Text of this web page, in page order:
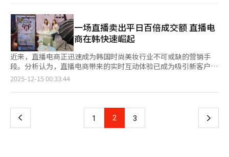
APR线下门店数量也从去年第三季度的2500家增至第四季度的
3000家。APR还将欧洲视为高潜力市场，计划以英国Boots为起
点，扩大在各主流零售渠道的覆盖。 ABLE C&C今年制定了海外销
售比重75%的目标，在维持国内加盟店体系的同时退出免税店。计
划今年第一季度入驻美国、加拿大、中国台湾等地的开市客门店，
同时与英国主要零售渠道也在洽谈入驻事宜。 爱敬产业高度重视
中国市场，在加强当地竞争力的同时也在积极推进全球多元化布
局。主要品牌AGE 20’s和LUNA为迎合全球消费者喜好，将产品
产线，在泰国邦帕利投资约560亿韩元建设新工厂，计划今年9月
投产。 韩国科玛则通过美国新泽西的北美技术销售中心强化对当
地新兴品牌的一站式服务，并启用宾夕法尼亚州第二工厂，将北美
TikTok（8%）及Naver Clip（1.3%）。 报告指出，尽管优兔在
青少年中的整体使用经历仍占优势，但在日常高频使用平台方面，
Instagram实现反超。反映出青少年群体对在线视频的消费偏好正
逐步由长视频向短视频迁移。数据显示，在过去一周内，49.1%的
受访者表示“每天都会观看短视频”，相比2022年调查中仅0.2%
的每日观看比例，增长尤为明显。 此外，30.3%的青少年表示曾将
自己拍摄的视频上传至视频平台。随着互联网及移动设备观看视频
的普及，过去一周内收看过电视的青少年比例降至84.8%，较
2022年调查下降12.6个百分点。 在即时通讯服务的使用方面，
47.3%与47.2%。受Instagram用户年龄须满14周岁的限制影响，
小学生群体中KakaoTalk使用率高达81%；而在中学生和高中生
中，主要使用Instagram私信的比例分别达到57.3%和64.4%。就
中掀起新的消费热潮。 去年6月，首家麻辣炸串连锁店“小麻
辣”在首尔延南洞开业，成为这一波消费潮的代表。开业以来，凭
借便捷的就餐方式和亲民价格，“小麻辣”迅速吸引了以MZ世代
为主的年轻消费者，并推动麻辣炸串在Instagram、TikTok等社
交平台上迅速传播。目前，相关麻辣炸串店铺约有25家，另有约
20家正在筹备开业。 这种便捷、定制化的消费方式正迎合了对麻
辣烫、火锅等辣味美食熟悉的MZ世代，他们纷纷前往延南洞等热
门商圈的专门店打卡。麻辣炸串的受欢迎之处在于消费者可以根据
个人喜好自由选择串料和辣度，形成“自选简餐”。相比传统麻辣
这也是其迅速走红的重要因素。 除了延南洞等小店引发的消费热
潮，从更宏观的角度来看，韩国市场对中国餐饮的消费也在持续增
一场直播卖出平日百倍成交额 直播电
商在韩快速崛起
近来，直播电商正迅速成为韩国时尚美妆行业不可或缺的营销手
段。分析认为，直播电商带来的实时互动体验已成为吸引新客户、
提升客户忠诚度的核心动力。 据业界14日消息，在上月中旬至本
MUSINSA、29CM、欧利芙洋等时尚美妆平台均通过自有直播活动
展直播电商活动，最终销售额较目标高出40%。MUSINSA则在黑
五期间特别编排直播节目，实现累计销售额132亿韩元（约合人民
2025-12-15 00:33:44
上
页
1 2 3 下